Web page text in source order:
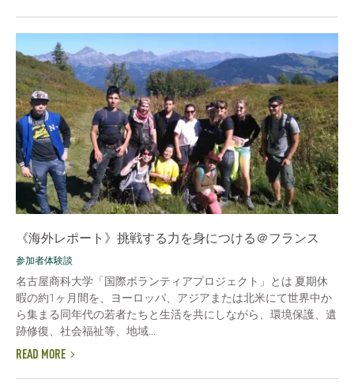
《海外レポート》挑戦する力を身につける＠フランス
参加者体験談
名古屋商科大学「国際ボランティアプロジェクト」とは 夏期休
暇の約1ヶ月間を、ヨーロッパ、アジアまたは北米にて世界中か
ら集まる同年代の若者たちと生活を共にしながら、環境保護、遺
跡修復、社会福祉等、地域...
READ MORE